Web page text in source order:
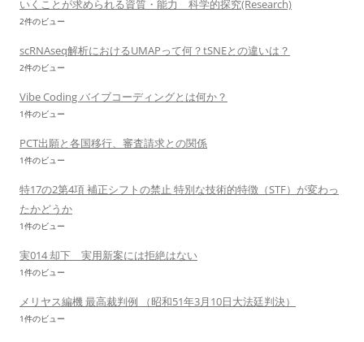
いくことが求められる資質・能力 科学的探究(Research)
2件のビュー
scRNAseq解析におけるUMAPって何？tSNEとの違いは？
2件のビュー
Vibe Coding バイブコーディングとは何か？
1件のビュー
PCT出願と各国移行、審査請求との関係
1件のビュー
特17の2第4項 補正シフトの禁止 特別な技術的特徴（STF）が変わっ
たかどうか
1件のビュー
実014 却下 実用新案には拒絶はない
1件のビュー
メリヤス編機 最高裁判例 （昭和51年3月10日大法廷判決）
1件のビュー